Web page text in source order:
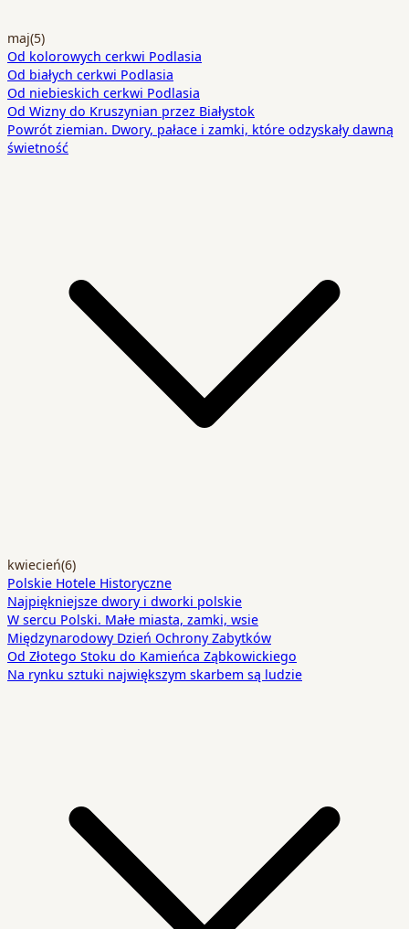
maj(5)
Od kolorowych cerkwi Podlasia
Od białych cerkwi Podlasia
Od niebieskich cerkwi Podlasia
Od Wizny do Kruszynian przez Białystok
Powrót ziemian. Dwory, pałace i zamki, które odzyskały dawną
świetność
kwiecień(6)
Polskie Hotele Historyczne
Najpiękniejsze dwory i dworki polskie
W sercu Polski. Małe miasta, zamki, wsie
Międzynarodowy Dzień Ochrony Zabytków
Od Złotego Stoku do Kamieńca Ząbkowickiego
Na rynku sztuki największym skarbem są ludzie